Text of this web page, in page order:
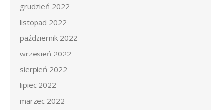
grudzień 2022
listopad 2022
październik 2022
wrzesień 2022
sierpień 2022
lipiec 2022
marzec 2022